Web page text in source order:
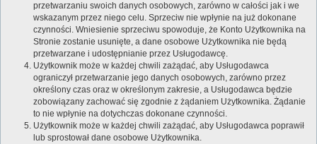
przetwarzaniu swoich danych osobowych, zarówno w całości jak i we
wskazanym przez niego celu. Sprzeciw nie wpłynie na już dokonane
czynności. Wniesienie sprzeciwu spowoduje, że Konto Użytkownika na
Stronie zostanie usunięte, a dane osobowe Użytkownika nie będą
przetwarzane i udostępnianie przez Usługodawcę.
Użytkownik może w każdej chwili zażądać, aby Usługodawca
ograniczył przetwarzanie jego danych osobowych, zarówno przez
określony czas oraz w określonym zakresie, a Usługodawca będzie
zobowiązany zachować się zgodnie z żądaniem Użytkownika. Żądanie
to nie wpłynie na dotychczas dokonane czynności.
Użytkownik może w każdej chwili zażądać, aby Usługodawca poprawił
lub sprostował dane osobowe Użytkownika.